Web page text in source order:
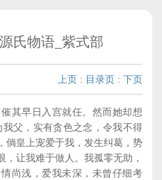
氏物语_紫式部
上页 : 目录页 : 下页
早日入宫就任。然而她却想
父，实有贪色之念，令我不得
倘皇上宠爱于我，发生纠葛，势
让我难于做人。我孤零无助，
尚浅，爱我未深，未曾仔细考